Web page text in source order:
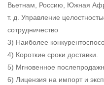
Вьетнам, Россию, Южная
т. д. Управление
сотрудничество
3) Наиболее
4) Короткие сроки доставки.
5) Мгновенное
6) Лицензия на импорт и